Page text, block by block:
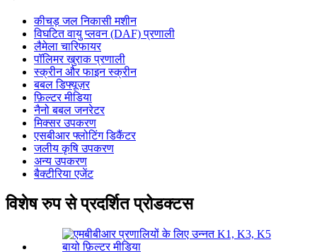
कीचड़ जल निकासी मशीन
विघटित वायु प्लवन (DAF) प्रणाली
लैमेला चारिफायर
पॉलिमर खुराक प्रणाली
स्क्रीन और फाइन स्क्रीन
बबल डिफ्यूज़र
फ़िल्टर मीडिया
नैनो बबल जनरेटर
मिक्सर उपकरण
एसबीआर फ्लोटिंग डिकैंटर
जलीय कृषि उपकरण
अन्य उपकरण
बैक्टीरिया एजेंट
विशेष रुप से प्रदर्शित प्रोडक्टस